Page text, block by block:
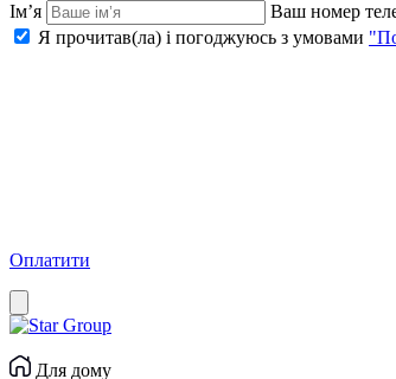
Ім’я Ваш номер
Я прочитав(ла) і погоджуюсь з умовами
Оплатити
Для дому